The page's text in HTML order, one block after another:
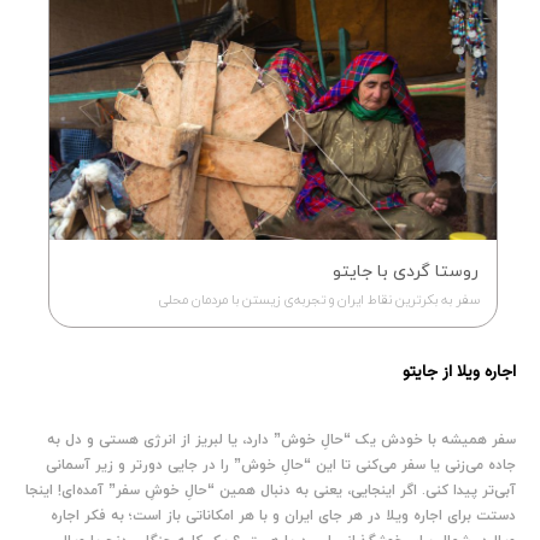
روستا گردی با جایتو
سفر به بکرترین نقاط ایران و تجربه‌ی زیستن با مردمان محلی
اجاره ویلا از جایتو
سفر همیشه با خودش یک “حالِ خوش” دارد، یا لبریز از انرژی هستی و دل به
جاده می‌زنی ‌یا سفر می‌کنی تا این “حالِ خوش” را در جایی دورتر و زیر آسمانی
آبی‌تر پیدا کنی. اگر اینجایی، یعنی به دنبال همین “حالِ خوشِ سفر” آمده‌ای! اینجا
دستت برای اجاره ویلا در هر جای ایران و با هر امکاناتی باز است؛ به فکر اجاره